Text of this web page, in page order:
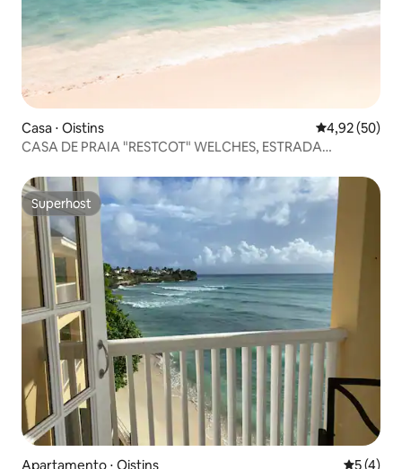
Casa ⋅ Oistins 4,92 de uma
4,92 (50)
CASA DE PRAIA "RESTCOT" WELCHES, ESTRADA
Superhost
Superhost
Apartamento ⋅ Oistins 5 de
5 (4)